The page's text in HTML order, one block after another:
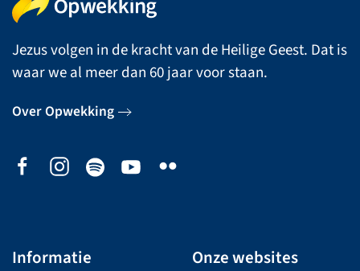
Jezus volgen in de kracht van de Heilige Geest. Dat is
waar we al meer dan 60 jaar voor staan.
Over Opwekking
Informatie Onze websites